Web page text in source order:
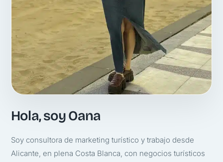
Hola, soy Oana
Soy consultora de marketing turístico y trabajo desde
Alicante, en plena Costa Blanca, con negocios turísticos